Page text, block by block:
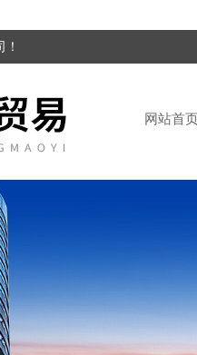
网站首